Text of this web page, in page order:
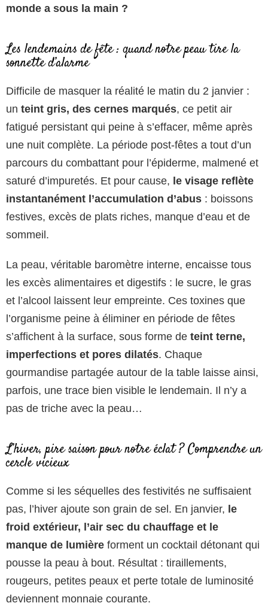
monde a sous la main ?
Les lendemains de fête : quand notre peau tire la
sonnette d’alarme
Difficile de masquer la réalité le matin du 2 janvier :
un teint gris, des cernes marqués, ce petit air
fatigué persistant qui peine à s’effacer, même après
une nuit complète. La période post-fêtes a tout d’un
parcours du combattant pour l’épiderme, malmené et
saturé d’impuretés. Et pour cause, le visage reflète
instantanément l’accumulation d’abus : boissons
festives, excès de plats riches, manque d’eau et de
sommeil.
La peau, véritable baromètre interne, encaisse tous
les excès alimentaires et digestifs : le sucre, le gras
et l’alcool laissent leur empreinte. Ces toxines que
l’organisme peine à éliminer en période de fêtes
s’affichent à la surface, sous forme de teint terne,
imperfections et pores dilatés. Chaque
gourmandise partagée autour de la table laisse ainsi,
parfois, une trace bien visible le lendemain. Il n’y a
pas de triche avec la peau…
L’hiver, pire saison pour notre éclat ? Comprendre un
cercle vicieux
Comme si les séquelles des festivités ne suffisaient
pas, l’hiver ajoute son grain de sel. En janvier, le
froid extérieur, l’air sec du chauffage et le
manque de lumière forment un cocktail détonant qui
pousse la peau à bout. Résultat : tiraillements,
rougeurs, petites peaux et perte totale de luminosité
deviennent monnaie courante.